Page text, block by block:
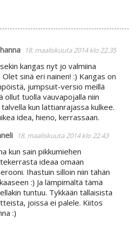
18. maaliskuuta 2014 klo 22.35
kangas nyt jo valmiina
sinä eri nainen! :) Kangas on
jumpsuit-versio meillä
ollut tuolla vauvapojalla niin
kun lattianrajassa kulkee.
idea, hieno, kerrassaan.
18. maaliskuuta 2014 klo 22.43
kun sain pikkumiehen
ideaa omaan
Ihastuin silloin niin tähän
:) Ja lämpimältä tämä
tuntuu. Tykkään tällaisista
joissa ei palele. Kiitos
:)